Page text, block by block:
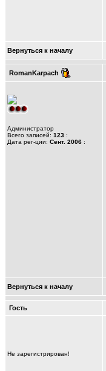
Вернуться к началу
RomanKarpach
Администратор
Всего записей: 123 :
Дата рег-ции: Сент. 2006 :
Вернуться к началу
Гость
Не зарегистрирован!